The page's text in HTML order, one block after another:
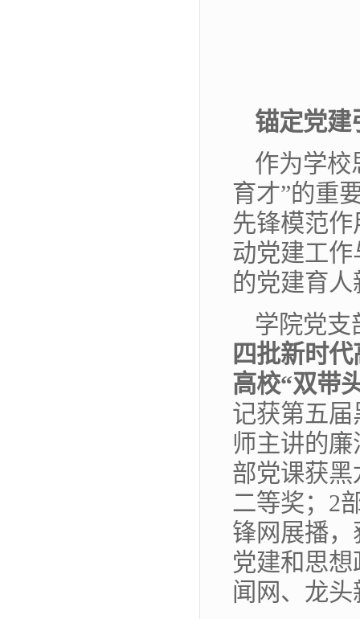
锚定党建
作为学校
育才”的重
先锋模范作
动党建工
的党建育
学院党支
四批新时
高校“双带
记获第五
师主讲的
部党课获黑
二等奖；2
锋网展播
党建和思
闻网、龙